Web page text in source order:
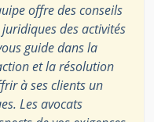
offre des conseils
des activités
guide dans la
et la résolution
à ses clients un
Les avocats